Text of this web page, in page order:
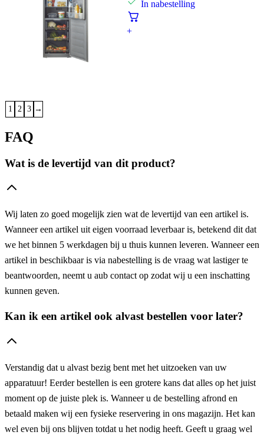
In nabestelling
+
1 2 3 →
FAQ
Wat is de levertijd van dit product?
Wij laten zo goed mogelijk zien wat de levertijd van een artikel is.
Wanneer een artikel uit eigen voorraad leverbaar is, betekend dit dat
we het binnen 5 werkdagen bij u thuis kunnen leveren. Wanneer een
artikel in beschikbaar is via nabestelling is de vraag wat lastiger te
beantwoorden, neemt u aub contact op zodat wij u een inschatting
kunnen geven.
Kan ik een artikel ook alvast bestellen voor later?
Verstandig dat u alvast bezig bent met het uitzoeken van uw
apparatuur! Eerder bestellen is een grotere kans dat alles op het juist
moment op de juiste plek is. Wanneer u de bestelling afrond en
betaald maken wij een fysieke reservering in ons magazijn. Het kan
wel even bij ons blijven totdat u het nodig heeft. Geeft u graag wel